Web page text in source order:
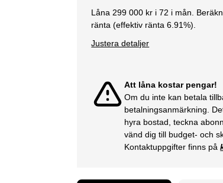
Att låna kostar pengar!
Om du inte kan betala
betalningsanmärkning.
hyra bostad, teckna
vänd dig till budget- och
Kontaktuppgifter finns på
Låna 299 000 kr i 72 i mån.
ränta (effektiv ränta 6.91%).
Justera detaljer